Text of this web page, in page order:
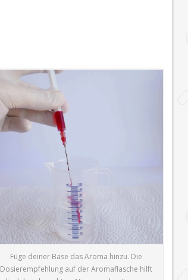
Füge deiner Base das Aroma hinzu. Die
Dosierempfehlung auf der Aromaflasche hilft